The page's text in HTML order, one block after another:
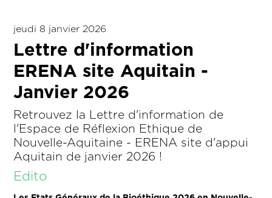
jeudi 8 janvier 2026
Lettre d'information
ERENA site Aquitain -
Janvier 2026
Retrouvez la Lettre d'information de
l'Espace de Réflexion Ethique de
Nouvelle-Aquitaine - ERENA site d'appui
Aquitain de janvier 2026 !
Edito